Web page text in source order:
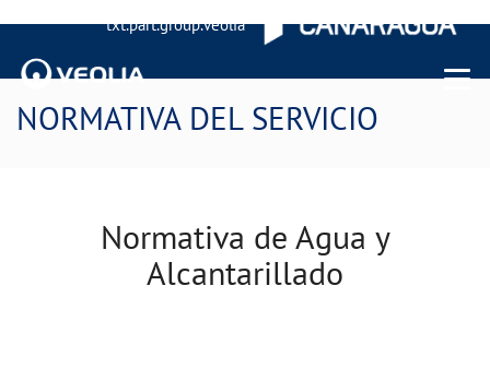
txt.part.group.veolia
Menu
NORMATIVA DEL SERVICIO
Normativa de Agua y
Alcantarillado